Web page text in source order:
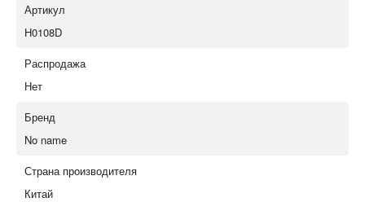
Артикул
H0108D
Распродажа
Нет
Бренд
No name
Страна производителя
Китай